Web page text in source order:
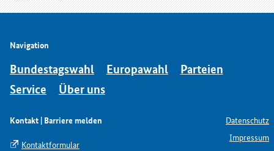
Navigation
Bundestagswahl Europawahl
Parteien
Service
Über uns
Kontakt | Barriere melden
Kontaktformular
Datenschutz
Impressum